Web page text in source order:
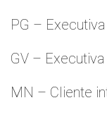
PG –
GV –
MN – Cliente